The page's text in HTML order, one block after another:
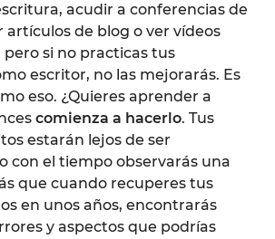
acudir a conferencias de
artículos de blog o ver vídeos
si no practicas tus
escritor, no las mejorarás. Es
eso. ¿Quieres aprender a
comienza a hacerlo. Tus
estarán lejos de ser
con el tiempo observarás una
que cuando recuperes tus
en unos años, encontrarás
y aspectos que podrías